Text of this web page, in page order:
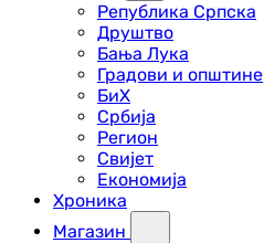
Република Српска
Друштво
Бања Лука
Градови и општине
БиХ
Србија
Регион
Свијет
Економија
Хроника
Магазин